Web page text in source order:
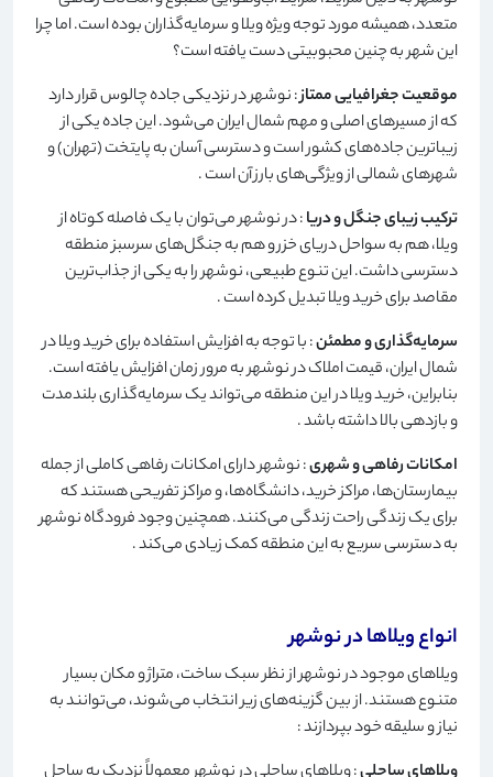
متعدد، همیشه مورد توجه ویژه ویلا و سرمایه‌گذاران بوده است. اما چرا
این شهر به چنین محبوبیتی دست یافته است؟
موقعیت جغرافیایی ممتاز: نوشهر در نزدیکی جاده چالوس قرار دارد
که از مسیرهای اصلی و مهم شمال ایران می‌شود. این جاده یکی از
زیباترین جاده‌های کشور است و دسترسی آسان به پایتخت (تهران) و
شهرهای شمالی از ویژگی‌های بارز آن است.
ترکیب زیبای جنگل و دریا: در نوشهر می‌توان با یک فاصله کوتاه از
ویلا، هم به سواحل دریای خزر و هم به جنگل‌های سرسبز منطقه
دسترسی داشت. این تنوع طبیعی، نوشهر را به یکی از جذاب‌ترین
مقاصد برای خرید ویلا تبدیل کرده است.
سرمایه‌گذاری و مطمئن: با توجه به افزایش استفاده برای خرید ویلا در
شمال ایران، قیمت املاک در نوشهر به مرور زمان افزایش یافته است.
بنابراین، خرید ویلا در این منطقه می‌تواند یک سرمایه‌گذاری بلندمدت
و بازدهی بالا داشته باشد.
امکانات رفاهی و شهری: نوشهر دارای امکانات رفاهی کاملی از جمله
بیمارستان‌ها، مراکز خرید، دانشگاه‌ها، و مراکز تفریحی هستند که
برای یک زندگی راحت زندگی می‌کنند. همچنین وجود فرودگاه نوشهر
به دسترسی سریع به این منطقه کمک زیادی می‌کند.
انواع ویلاها در نوشهر
ویلاهای موجود در نوشهر از نظر سبک ساخت، متراژ و مکان بسیار
متنوع هستند. از بین گزینه‌های زیر انتخاب می‌شوند، می‌توانند به
نیاز و سلیقه خود بپردازند: